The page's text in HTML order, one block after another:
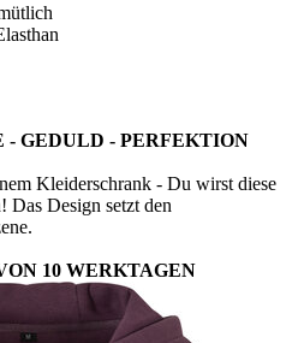
- GEDULD - PERFEKTION
Kleiderschrank - Du wirst diese
Das Design setzt den
10 WERKTAGEN